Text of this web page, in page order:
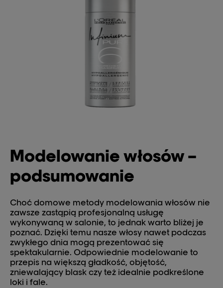
Modelowanie włosów –
podsumowanie
Choć domowe metody modelowania włosów nie
zawsze zastąpią profesjonalną usługę
wykonywaną w salonie, to jednak warto bliżej je
poznać. Dzięki temu nasze włosy nawet podczas
zwykłego dnia mogą prezentować się
spektakularnie. Odpowiednie modelowanie to
przepis na większą gładkość, objętość,
zniewalający blask czy też idealnie podkreślone
loki i fale.